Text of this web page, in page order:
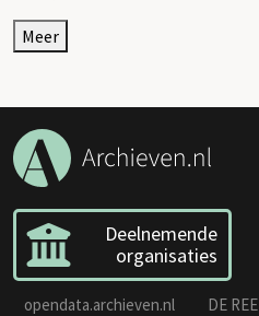
Meer
Deelnemende
organisaties
opendata.archieven.nl DE REE